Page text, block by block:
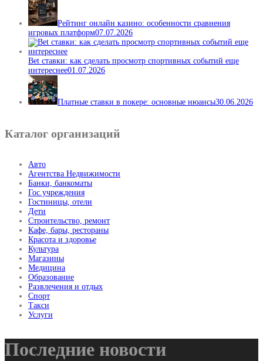
Рейтинг онлайн казино: особенности сравнения
игровых платформ07.07.2026
Bet ставки: как сделать просмотр спортивных событий еще
интереснее01.07.2026
Платные ставки в покере: основные нюансы30.06.2026
Каталог организаций
Авто
Агентства Недвижимости
Банки, банкоматы
Гос.учреждения
Гостиницы, отели
Дети
Строительство, ремонт
Кафе, бары, рестораны
Красота и здоровье
Культура
Магазины
Медицина
Образование
Развлечения и отдых
Спорт
Такси
Услуги
Последние новости